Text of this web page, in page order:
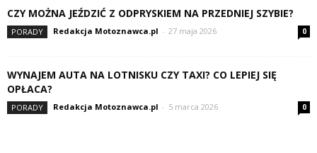
CZY MOŻNA JEŹDZIĆ Z ODPRYSKIEM NA PRZEDNIEJ SZYBIE?
PORADY Redakcja Motoznawca.pl - 27 maja 2026 0
WYNAJEM AUTA NA LOTNISKU CZY TAXI? CO LEPIEJ SIĘ
OPŁACA?
PORADY Redakcja Motoznawca.pl - 5 marca 2026 0